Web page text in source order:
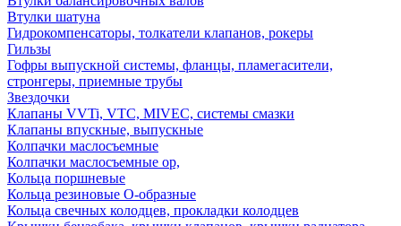
Втулки шатуна
Гидрокомпенсаторы, толкатели клапанов, рокеры
Гильзы
Гофры выпускной системы, фланцы, пламегасители,
стронгеры, приемные трубы
Звездочки
Клапаны VVTi, VTC, MIVEC, системы смазки
Клапаны впускные, выпускные
Колпачки маслосъемные
Колпачки маслосъемные ор,
Кольца поршневые
Кольца резиновые О-образные
Кольца свечных колодцев, прокладки колодцев